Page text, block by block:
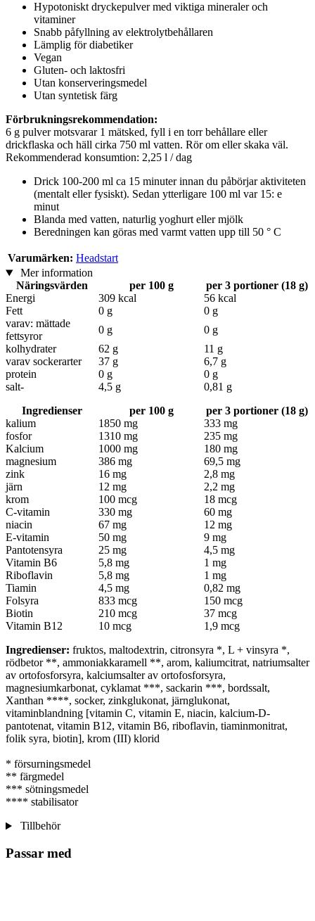
Hypotoniskt dryckepulver med viktiga mineraler och
vitaminer
Snabb påfyllning av elektrolytbehållaren
Lämplig för diabetiker
Vegan
Gluten- och laktosfri
Utan konserveringsmedel
Utan syntetisk färg
Förbrukningsrekommendation:
6 g pulver motsvarar 1 mätsked, fyll i en torr behållare eller
drickflaska och häll cirka 750 ml vatten. Rör om eller skaka väl.
Rekommenderad konsumtion: 2,25 l / dag
Drick 100-200 ml ca 15 minuter innan du påbörjar aktiviteten
(mentalt eller fysiskt). Sedan ytterligare 100 ml var 15: e
minut
Blanda med vatten, naturlig yoghurt eller mjölk
Beredningen kan göras med varmt vatten upp till 50 ° C
Varumärken: Headstart
Mer information
Näringsvärden
per 100 g
per 3 portioner (18 g)
Energi
309 kcal
56 kcal
Fett
0 g
0 g
varav: mättade
fettsyror
0 g
0 g
kolhydrater
62 g
11 g
varav sockerarter
37 g
6,7 g
protein
0 g
0 g
salt-
4,5 g
0,81 g
Ingredienser
per 100 g
per 3 portioner (18 g)
kalium
1850 mg
333 mg
fosfor
1310 mg
235 mg
Kalcium
1000 mg
180 mg
magnesium
386 mg
69,5 mg
zink
16 mg
2,8 mg
järn
12 mg
2,2 mg
krom
100 mcg
18 mcg
C-vitamin
330 mg
60 mg
niacin
67 mg
12 mg
E-vitamin
50 mg
9 mg
Pantotensyra
25 mg
4,5 mg
Vitamin B6
5,8 mg
1 mg
Riboflavin
5,8 mg
1 mg
Tiamin
4,5 mg
0,82 mg
Folsyra
833 mcg
150 mcg
Biotin
210 mcg
37 mcg
Vitamin B12
10 mcg
1,9 mcg
Ingredienser: fruktos, maltodextrin, citronsyra *, L + vinsyra *,
rödbetor **, ammoniakkaramell **, arom, kaliumcitrat, natriumsalter
av ortofosforsyra, kalciumsalter av ortofosforsyra,
magnesiumkarbonat, cyklamat ***, sackarin ***, bordssalt,
Xanthan ****, socker, zinkglukonat, järnglukonat,
vitaminblandning [vitamin C, vitamin E, niacin, kalcium-D-
pantotenat, vitamin B12, vitamin B6, riboflavin, tiaminmonitrat,
folik syra, biotin], krom (III) klorid
* försurningsmedel
** färgmedel
*** sötningsmedel
**** stabilisator
Tillbehör
Passar med